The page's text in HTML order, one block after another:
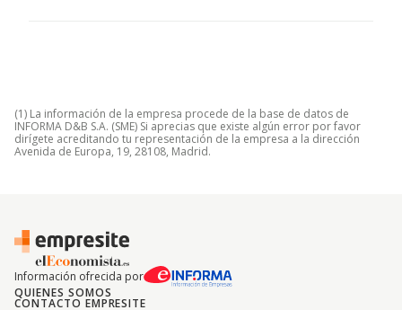
(1) La información de la empresa procede de la base de datos de
INFORMA D&B S.A. (SME) Si aprecias que existe algún error por favor
dirígete acreditando tu representación de la empresa a la dirección
Avenida de Europa, 19, 28108, Madrid.
Información ofrecida por
QUIENES SOMOS
CONTACTO EMPRESITE